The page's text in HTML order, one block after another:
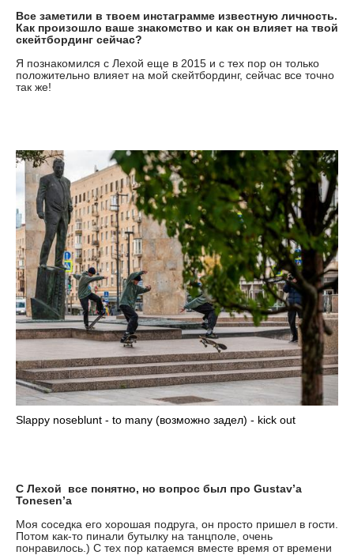
Все заметили в твоем инстаграмме известную личность.
Как произошло ваше знакомство и как он влияет на твой
скейтбординг сейчас?
Я познакомился с Лехой еще в 2015 и с тех пор он только
положительно влияет на мой скейтбординг, сейчас все точно
так же!
Slappy noseblunt - to many (возможно задел) - kick out
С Лехой все понятно, но вопрос был про Gustav’a
Tonesen’a
Моя соседка его хорошая подруга, он просто пришел в гости.
Потом как-то пинали бутылку на танцполе, очень
понравилось.) С тех пор катаемся вместе время от времени